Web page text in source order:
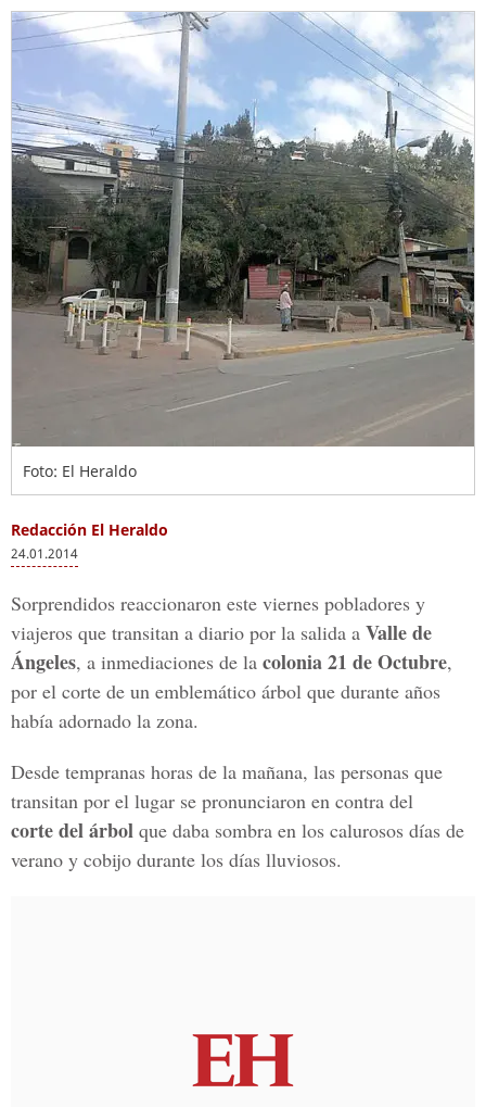
Foto: El Heraldo
Redacción El Heraldo
24.01.2014
Sorprendidos reaccionaron este viernes pobladores y
viajeros que transitan a diario por la salida a Valle de
Ángeles, a inmediaciones de la colonia 21 de Octubre,
por el corte de un emblemático árbol que durante años
había adornado la zona.
Desde tempranas horas de la mañana, las personas que
transitan por el lugar se pronunciaron en contra del
corte del árbol que daba sombra en los calurosos días de
verano y cobijo durante los días lluviosos.